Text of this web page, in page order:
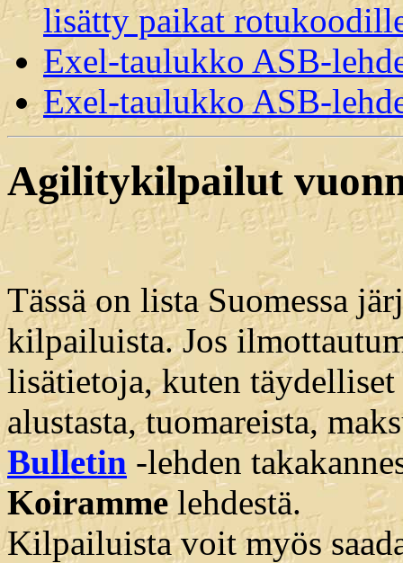
lisätty paikat
Exel-taulukko ASB-
Exel-taulukko ASB-
Agilitykilpailut
Tässä on lista Suomessa
kilpailuista. Jos
lisätietoja, kuten
alustasta, tuomareista,
Bulletin -lehden
Koirammelehdestä.
Kilpailuista voit myös